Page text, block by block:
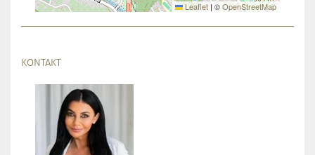
Leaflet | ©OpenStreetMap
KONTAKT